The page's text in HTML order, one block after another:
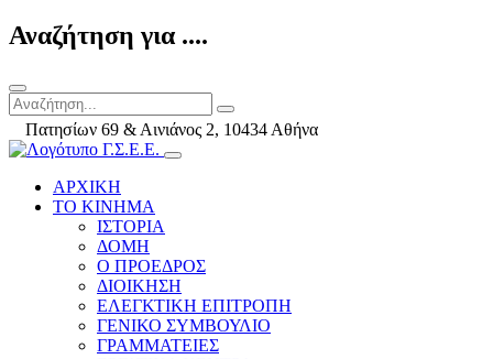
Αναζήτηση για ....
Πατησίων 69 & Αινιάνος 2, 10434 Αθήνα
ΑΡΧΙΚΗ
ΤΟ ΚΙΝΗΜΑ
ΙΣΤΟΡΙΑ
ΔΟΜΗ
Ο ΠΡΟΕΔΡΟΣ
ΔΙΟΙΚΗΣΗ
ΕΛΕΓΚΤΙΚΗ ΕΠΙΤΡΟΠΗ
ΓΕΝΙΚΟ ΣΥΜΒΟΥΛΙΟ
ΓΡΑΜΜΑΤΕΙΕΣ